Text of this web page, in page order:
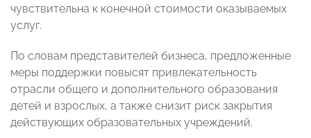
чувствительна к конечной стоимости оказываемых
услуг.
​По словам представителей бизнеса, предложенные
меры поддержки повысят привлекательность
отрасли общего и дополнительного образования
детей и взрослых, а также снизит риск закрытия
действующих образовательных учреждений.